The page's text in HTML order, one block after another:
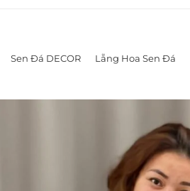
Sen Đá DECOR Lẵng Hoa Sen Đá